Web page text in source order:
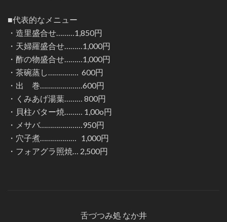
■代表的なメニュー
・造里盛合せ………1,850円
・天婦羅盛合せ………1,000円
・酢の物盛合せ………1,000円
・茶碗蒸し…………… 600円
・出 巻…………………600円
・くみあげ湯葉……… 800円
・貝柱バター焼……… 1,00o円
・メサバ…………………950円
・穴子煮……………… 1,000円
・フォアグラ照焼… 2,500円
舌づつみ処 なか井